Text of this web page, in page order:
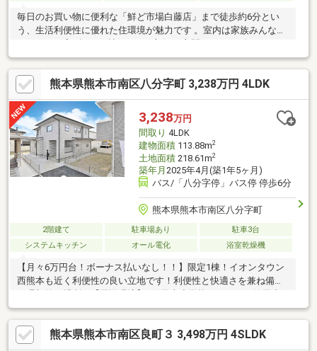
毎日のお買い物に便利な「鮮ど市場白藤店」まで徒歩約6分とい
う、生活利便性に優れた住環境が魅力です 。室内は家族みんなで
ーゼットやキッチン横のパントリー、さらに2階の居室には2つの
ウォークインクローゼットを備えており、豊富な収納スペースが
スッキリとした暮らしをサポートします 。力合小学校へも徒歩圏
内で、子育て世代にも安心の新築一戸建てです 。
熊本県熊本市南区八分字町 3,238万円 4LDK
3,238万円
間取り 4LDK
建物面積113.88m2
土地面積218.61m2
築年月 2025年4月(築1年5ヶ月)
バス/「八分字停」バス停 停歩6分
熊本県熊本市南区八分字町
2階建て 駐車場あり
駐車3台
システムキッチン
オール電化 浴室乾燥機
【月々6万円台！ボーナス払いなし！！】限定1棟！イオンタウン
西熊本も近く利便性の良い立地です！利便性と快適さを兼ね備え
学校まで830m○バス停まで470m○最寄りのコンビニまで570ｍ
【お支払い例】月々66，344円（頭金85，000円・ボーナス時な
し）借入額3，280万円 金利0.8％の場合 変動金利 返済期間50
年お客様によって金利は異なります。【省エネルギー対策】○一
熊本県熊本市南区良町３ 3,498万円 4SLDK